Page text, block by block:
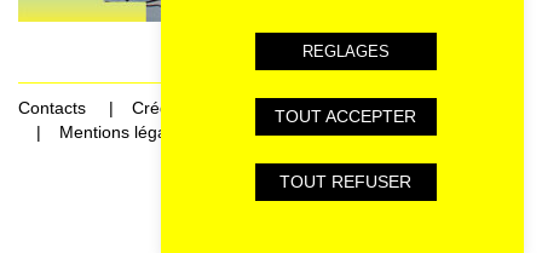
Contacts
Crédits
Mentions légales et données personnelles
REGLAGES
TOUT ACCEPTER
TOUT REFUSER